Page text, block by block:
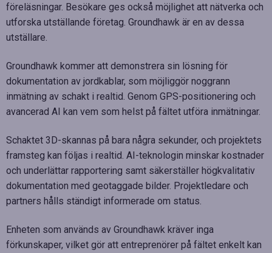
föreläsningar. Besökare ges också möjlighet att nätverka och
utforska utställande företag. Groundhawk är en av dessa
utställare.
Groundhawk kommer att demonstrera sin lösning för
dokumentation av jordkablar, som möjliggör noggrann
inmätning av schakt i realtid. Genom GPS-positionering och
avancerad AI kan vem som helst på fältet utföra inmätningar.
Schaktet 3D-skannas på bara några sekunder, och projektets
framsteg kan följas i realtid. AI-teknologin minskar kostnader
och underlättar rapportering samt säkerställer högkvalitativ
dokumentation med geotaggade bilder. Projektledare och
partners hålls ständigt informerade om status.
Enheten som används av Groundhawk kräver inga
förkunskaper, vilket gör att entreprenörer på fältet enkelt kan